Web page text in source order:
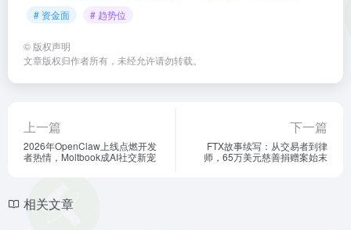
# 资金面
# 趋势位
© 版权声明
文章版权归作者所有，未经允许请勿转载。
上一篇
2026年OpenClaw上线点燃开发
者热情，Moltbook成AI社交新宠
下一篇
FTX故事续写：从交易者到律
师，65万美元慈善捐赠案始末
相关文章